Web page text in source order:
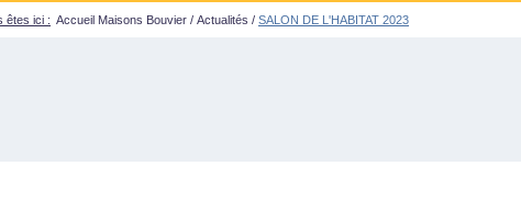
êtes ici : Accueil Maisons Bouvier / Actualités / SALON DE L'HABITAT 2023